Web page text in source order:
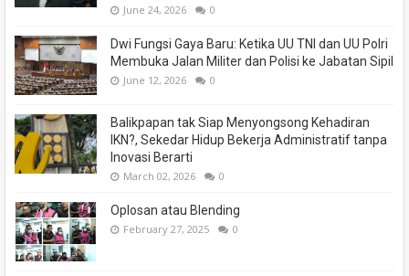
June 24, 2026 0
Dwi Fungsi Gaya Baru: Ketika UU TNI dan UU Polri
Membuka Jalan Militer dan Polisi ke Jabatan Sipil
June 12, 2026 0
Balikpapan tak Siap Menyongsong Kehadiran
IKN?, Sekedar Hidup Bekerja Administratif tanpa
Inovasi Berarti
March 02, 2026 0
Oplosan atau Blending
February 27, 2025 0